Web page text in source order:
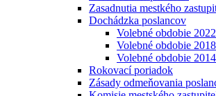
Zasadnutia mestkého
Dochádzka poslancov
Volebné obdobie
Volebné obdobie
Volebné obdobie
Rokovací poriadok
Zásady odmeňovania